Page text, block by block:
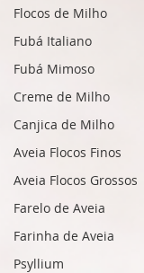
Flocos de Milho
Fubá Italiano
Fubá Mimoso
Creme de Milho
Canjica de Milho
Aveia Flocos Finos
Aveia Flocos Grossos
Farelo de Aveia
Farinha de Aveia
Psyllium